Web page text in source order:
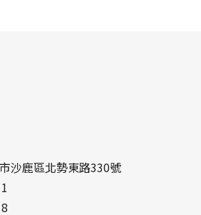
沙鹿區北勢東路330號